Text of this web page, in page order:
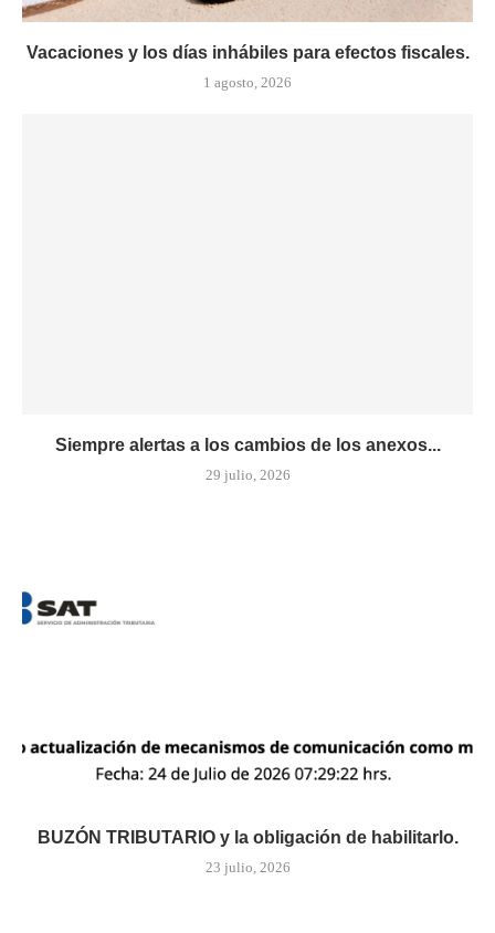
Vacaciones y los días inhábiles para efectos fiscales.
1 agosto, 2026
Siempre alertas a los cambios de los anexos...
29 julio, 2026
BUZÓN TRIBUTARIO y la obligación de habilitarlo.
23 julio, 2026